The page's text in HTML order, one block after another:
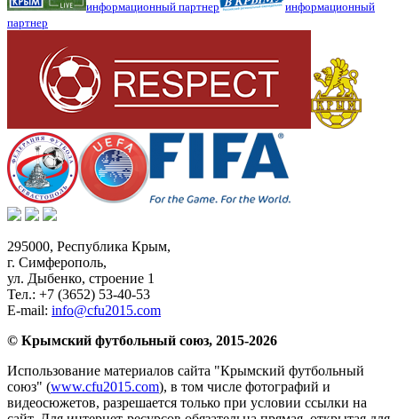
информационный партнер
информационный
партнер
295000, Республика Крым,
г. Симферополь,
ул. Дыбенко, строение 1
Тел.: +7 (3652) 53-40-53
E-mail: info@cfu2015.com
© Крымский футбольный союз, 2015-2026
Использование материалов сайта "Крымский футбольный
союз" (www.cfu2015.com), в том числе фотографий и
видеосюжетов, разрешается только при условии ссылки на